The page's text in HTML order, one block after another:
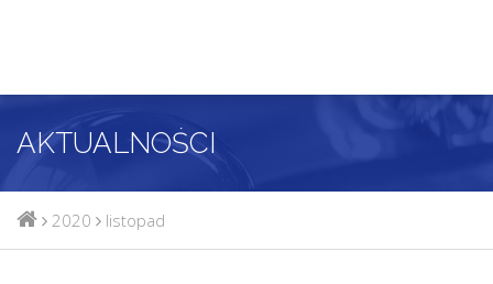
AKTUALNOŚCI
2020 listopad